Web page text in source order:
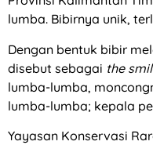
lumba. Bibirnya unik,
Dengan bentuk bibir
disebut sebagai the
lumba-lumba,
lumba-lumba; kepala
Yayasan Konservasi